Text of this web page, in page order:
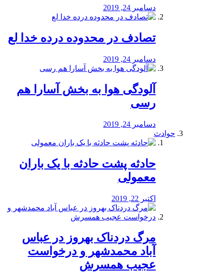
دسامبر 24, 2019
تصادف در محدوده درده خدا لع
دسامبر 24, 2019
آلودگی هوا به بخش آسارا هم
رسی
دسامبر 24, 2019
حوادث
️حادثه پشت حادثه با یک باران
معمولی
اکتبر 22, 2019
مرگ دردناک بهروز در عباس
آباد محمدشهر و درخواست
عجیب همسرش